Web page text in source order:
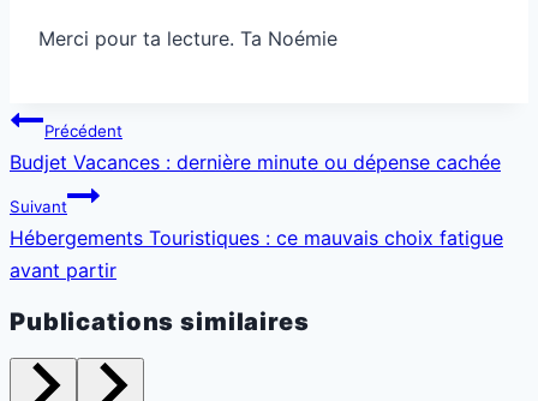
Merci pour ta lecture. Ta Noémie
Navigation
de
l’article
Précédent
Budjet Vacances : dernière minute ou dépense cachée
Suivant
Hébergements Touristiques : ce mauvais choix fatigue
avant partir
Publications similaires